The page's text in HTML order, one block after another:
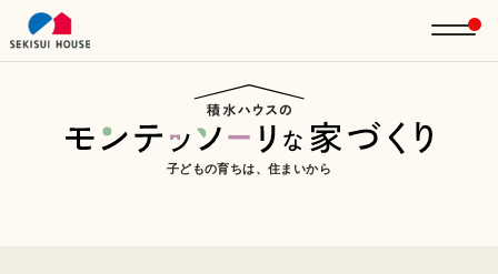
子どもの育ちは、住まいから